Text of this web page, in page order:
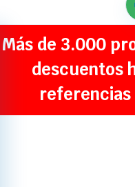
Más de 3.000
descuentos
referencias